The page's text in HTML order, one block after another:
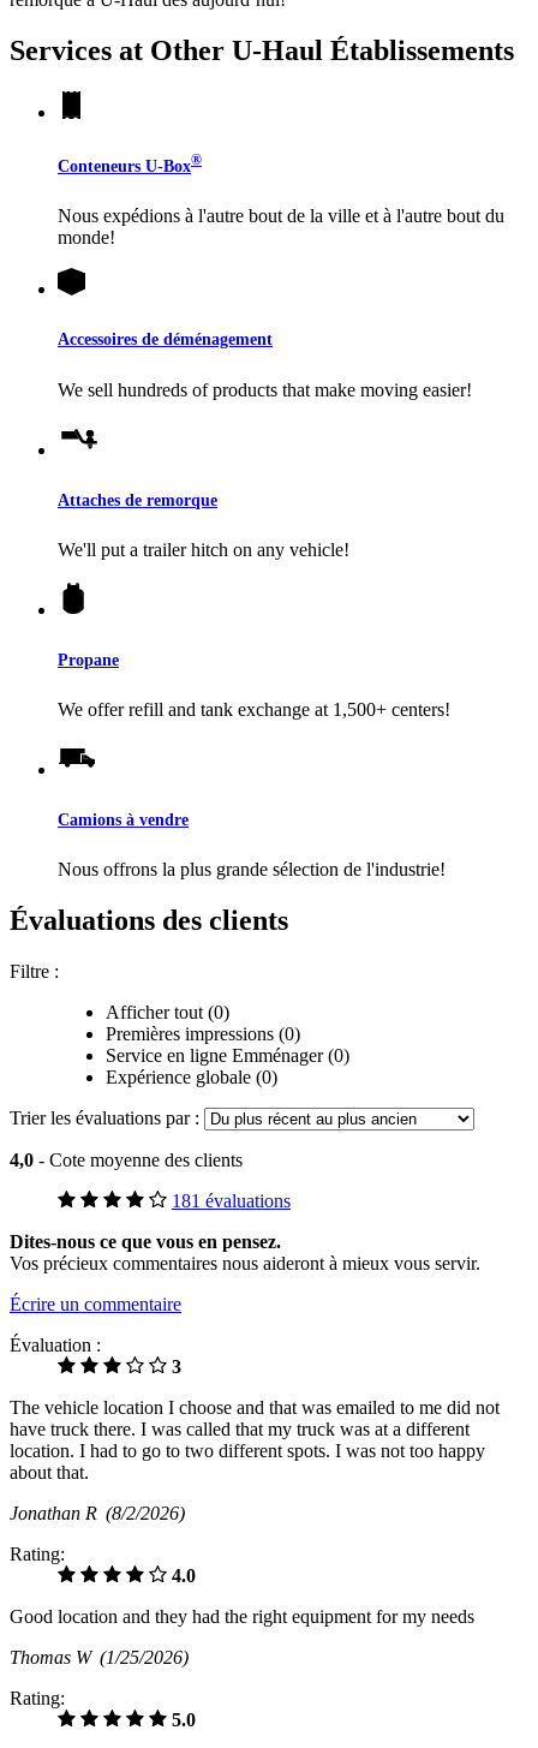
Services at Other U-Haul Établissements
Conteneurs U-Box®
Nous expédions à l'autre bout de la ville et à l'autre bout du
monde!
Accessoires de déménagement
We sell hundreds of products that make moving easier!
Attaches de remorque
We'll put a trailer hitch on any vehicle!
Propane
We offer refill and tank exchange at 1,500+ centers!
Camions à vendre
Nous offrons la plus grande sélection de l'industrie!
Évaluations des clients
Filtre :
Afficher tout (0)
Premières impressions (0)
Service en ligne Emménager (0)
Expérience globale (0)
Trier les évaluations par :
4,0 - Cote moyenne des clients
181 évaluations
Dites-nous ce que vous en pensez.
Vos précieux commentaires nous aideront à mieux vous servir.
Écrire un commentaire
Évaluation :
3
The vehicle location I choose and that was emailed to me did not
have truck there. I was called that my truck was at a different
location. I had to go to two different spots. I was not too happy
about that.
Jonathan R (8/2/2026)
Rating:
4.0
Good location and they had the right equipment for my needs
Thomas W (1/25/2026)
Rating:
5.0